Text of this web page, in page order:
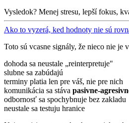
Vysledok? Menej stresu, lepší fokus,
Ako to vyzerá, ked hodnoty nie sú
Toto sú vcasne signály, že nieco nie je
dohoda sa neustale „reinterpretuje"
slubne sa zabúdajú
terminy platia len pre váš, nie pre nich
komunikácia sa stáva pasivne-
odbornosť sa spochybnuje bez zakladu
neustale sa testuju hranice